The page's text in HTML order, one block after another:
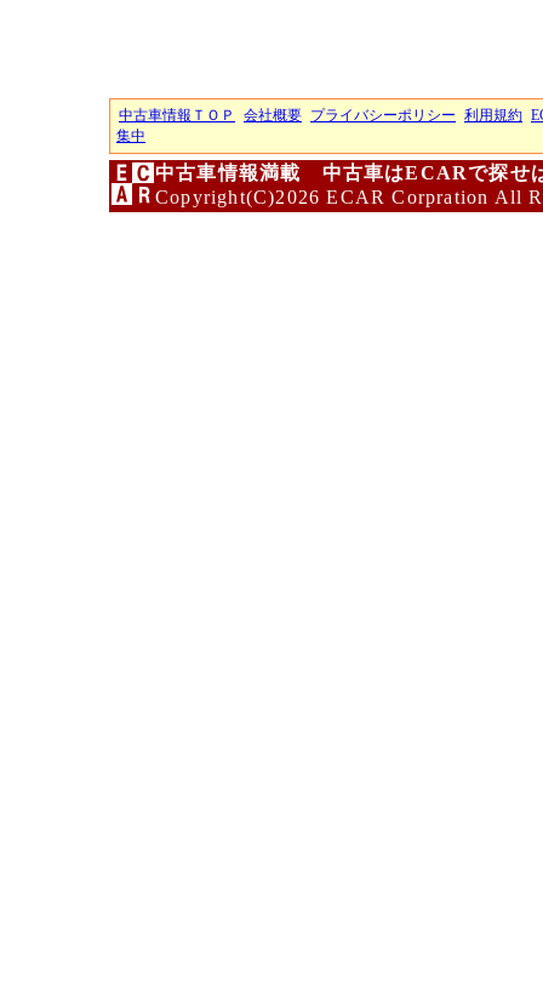
中古車情報ＴＯＰ 会社概要 プライバシーポリシー 利用規約
集中
中古車情報満載 中古車はECARで探せ
Copyright(C)2026 ECAR Corpration All